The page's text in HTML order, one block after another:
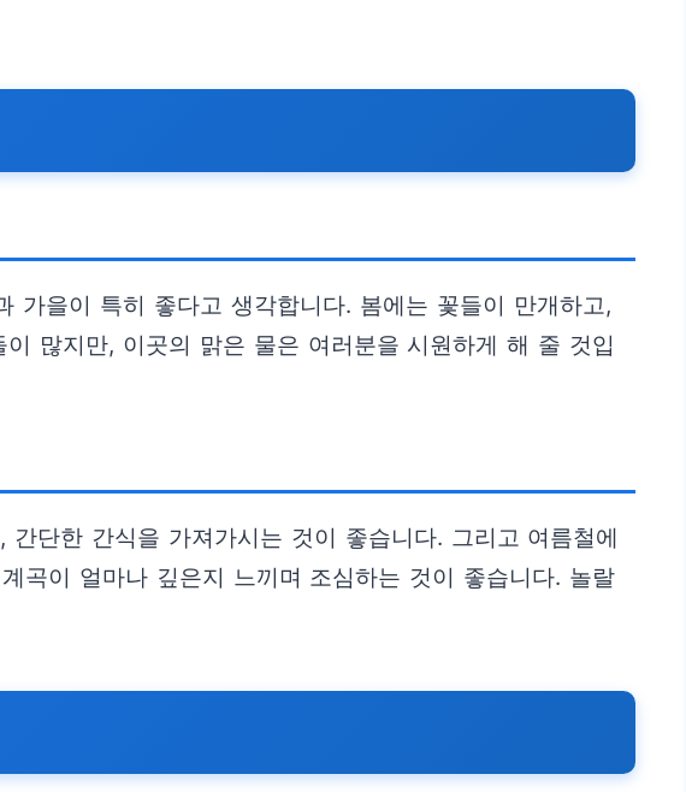
가을이 특히 좋다고 생각합니다. 봄에는 꽃들이 만개하고,
많지만, 이곳의 맑은 물은 여러분을 시원하게 해 줄 것입
단한 간식을 가져가시는 것이 좋습니다. 그리고 여름철에
곡이 얼마나 깊은지 느끼며 조심하는 것이 좋습니다. 놀랄